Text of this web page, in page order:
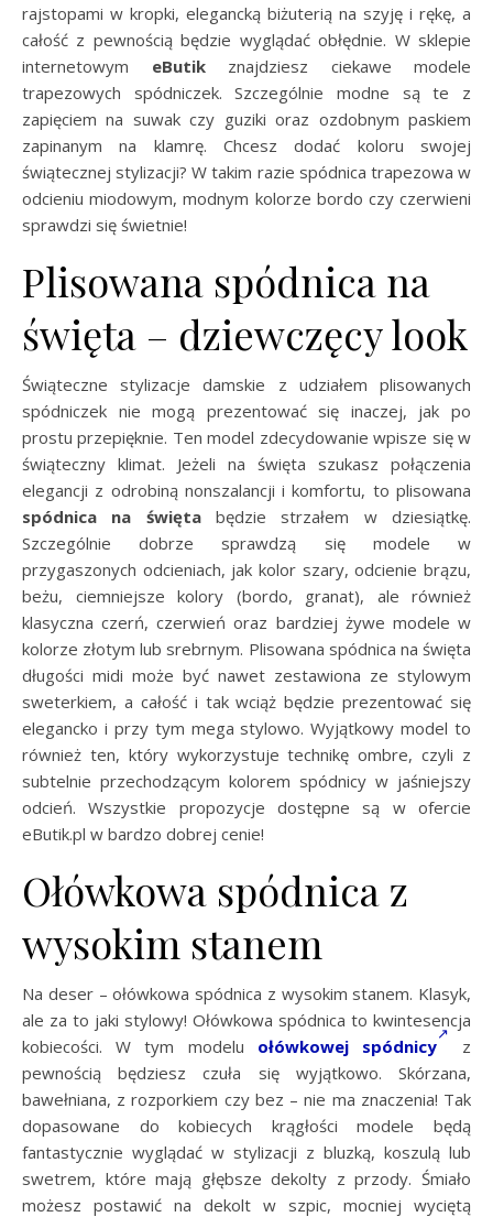
rajstopami w kropki, elegancką biżuterią na szyję i rękę, a
całość z pewnością będzie wyglądać obłędnie. W sklepie
internetowym eButik znajdziesz ciekawe modele
trapezowych spódniczek. Szczególnie modne są te z
zapięciem na suwak czy guziki oraz ozdobnym paskiem
zapinanym na klamrę. Chcesz dodać koloru swojej
świątecznej stylizacji? W takim razie spódnica trapezowa w
odcieniu miodowym, modnym kolorze bordo czy czerwieni
sprawdzi się świetnie!
Plisowana spódnica na
święta – dziewczęcy look
Świąteczne stylizacje damskie z udziałem plisowanych
spódniczek nie mogą prezentować się inaczej, jak po
prostu przepięknie. Ten model zdecydowanie wpisze się w
świąteczny klimat. Jeżeli na święta szukasz połączenia
elegancji z odrobiną nonszalancji i komfortu, to plisowana
spódnica na święta będzie strzałem w dziesiątkę.
Szczególnie dobrze sprawdzą się modele w
przygaszonych odcieniach, jak kolor szary, odcienie brązu,
beżu, ciemniejsze kolory (bordo, granat), ale również
klasyczna czerń, czerwień oraz bardziej żywe modele w
kolorze złotym lub srebrnym. Plisowana spódnica na święta
długości midi może być nawet zestawiona ze stylowym
sweterkiem, a całość i tak wciąż będzie prezentować się
elegancko i przy tym mega stylowo. Wyjątkowy model to
również ten, który wykorzystuje technikę ombre, czyli z
subtelnie przechodzącym kolorem spódnicy w jaśniejszy
odcień. Wszystkie propozycje dostępne są w ofercie
eButik.pl w bardzo dobrej cenie!
Ołówkowa spódnica z
wysokim stanem
Na deser – ołówkowa spódnica z wysokim stanem. Klasyk,
ale za to jaki stylowy! Ołówkowa spódnica to kwintesencja
kobiecości. W tym modelu ołówkowej spódnicy
z
pewnością będziesz czuła się wyjątkowo. Skórzana,
bawełniana, z rozporkiem czy bez – nie ma znaczenia! Tak
dopasowane do kobiecych krągłości modele będą
fantastycznie wyglądać w stylizacji z bluzką, koszulą lub
swetrem, które mają głębsze dekolty z przody. Śmiało
możesz postawić na dekolt w szpic, mocniej wyciętą